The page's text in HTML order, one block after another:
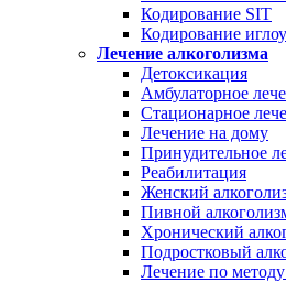
Кодирование SIT
Кодирование
Лечение алкоголизма
Детоксикация
Амбулаторное
Стационарное
Лечение на дому
Принудительное
Реабилитация
Женский
Пивной
Хронический
Подростковый
Лечение по